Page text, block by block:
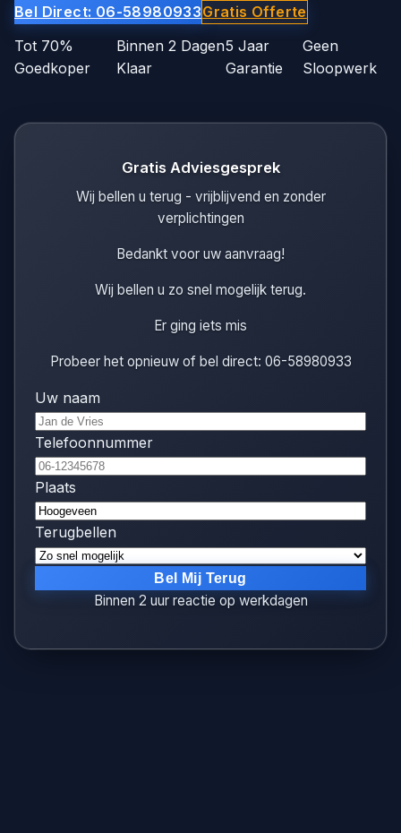
Bel Direct: 06-58980933Gratis Offerte
Tot 70%
Goedkoper
Binnen 2 Dagen
Klaar
5 Jaar
Garantie
Geen
Sloopwerk
Gratis Adviesgesprek
Wij bellen u terug - vrijblijvend en zonder
verplichtingen
Bedankt voor uw aanvraag!
Wij bellen u zo snel mogelijk terug.
Er ging iets mis
Probeer het opnieuw of bel direct: 06-58980933
Uw naam
Telefoonnummer
Plaats
Terugbellen
Bel Mij Terug
Binnen 2 uur reactie op werkdagen